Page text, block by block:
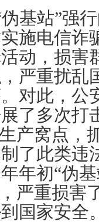
基站”强
施电信诈
动，损害
严重扰乱
对此，公
了多次打
产窝点，
了此类违
年初“伪
严重损害
国家安全